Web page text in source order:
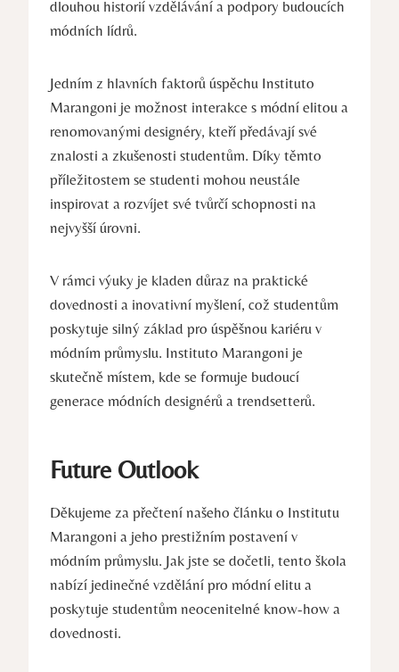
dlouhou ⁤historií vzdělávání a podpory ​budoucích
módních lídrů.
Jedním z hlavních ​faktorů úspěchu Instituto
Marangoni je možnost ⁢interakce s ‍módní elitou a
renomovanými⁤ designéry, kteří předávají své
znalosti⁢ a ​zkušenosti studentům. Díky těmto⁣
příležitostem se studenti⁢ mohou neustále
inspirovat a rozvíjet ⁤své⁣ tvůrčí schopnosti na
nejvyšší úrovni.
V rámci výuky je kladen důraz‌ na praktické
⁣dovednosti a inovativní myšlení, což studentům
poskytuje silný základ pro úspěšnou kariéru v
módním průmyslu. Instituto‍ Marangoni je
skutečně místem, ⁣kde se formuje⁤ budoucí
generace módních designérů a trendsetterů.
Future‌ Outlook
Děkujeme za přečtení našeho článku ​o Institutu
Marangoni a ⁤jeho prestižním postavení v
módním ‌průmyslu. Jak ‌jste se ‌dočetli, tento ⁤škola
nabízí jedinečné vzdělání pro módní‌ elitu a
poskytuje⁢ studentům neocenitelné know-how a
dovednosti.